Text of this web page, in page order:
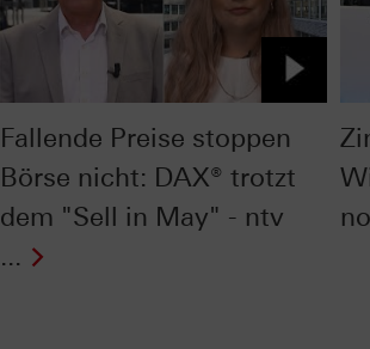
Fallende Preise stoppen
Börse nicht: DAX® trotzt
dem "Sell in May" - ntv
...